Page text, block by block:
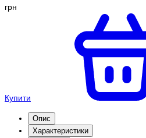
грн
Купити
Опис
Характеристики